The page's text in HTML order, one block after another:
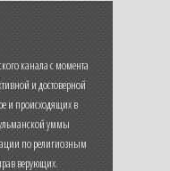
канала с момента
и достоверной
и происходящих в
уммы
по религиозным
верующих.